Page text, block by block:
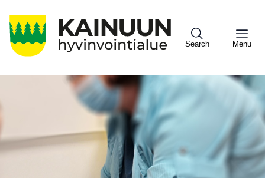
pääsisältöön
Search Menu
Sote
Menu
Asiakkaille